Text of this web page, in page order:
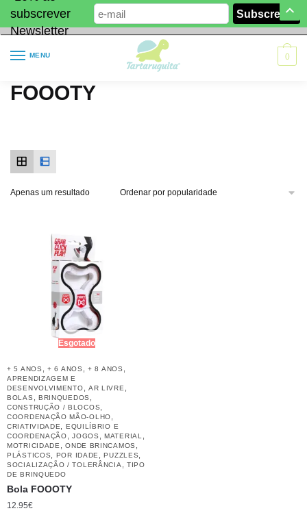
subscrever
Newsletter
MENU 0
FOOOTY
Apenas um resultado
Esgotado
+ 5 ANOS ,+ 6 ANOS ,+ 8 ANOS
APRENDIZAGEM E
DESENVOLVIMENTO
AR LIVRE
BOLAS BRINQUEDOS
CONSTRUÇÃO / BLOCOS
COORDENAÇÃO MÃO-OLHO
CRIATIVIDADE
EQUILÍBRIO E
COORDENAÇÃO
,JOGOS ,MATERIAL
MOTRICIDADE ,ONDE BRINCAMOS
PLÁSTICOS POR IDADE ,PUZZLES
SOCIALIZAÇÃO / TOLERÂNCIA
TIPO
DE BRINQUEDO
Bola FOOOTY
12.95€